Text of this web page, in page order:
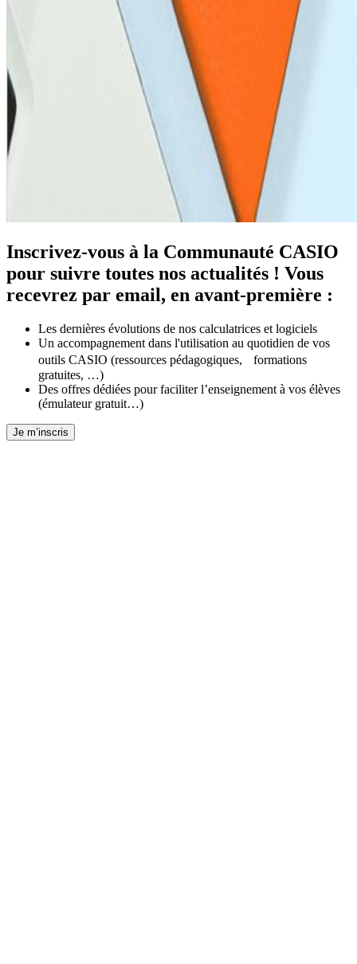
Inscrivez-vous à la Communauté CASIO
pour suivre toutes nos actualités ! Vous
recevrez par email, en avant-première :
Les dernières évolutions de nos calculatrices et logiciels
Un accompagnement dans l'utilisation au quotidien de vos
outils CASIO (ressources pédagogiques, formations
gratuites, …)
Des offres dédiées pour faciliter l’enseignement à vos élèves
(émulateur gratuit…)
Je m’inscris